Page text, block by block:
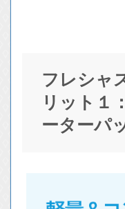
フレシャ
リット１
ーターパ